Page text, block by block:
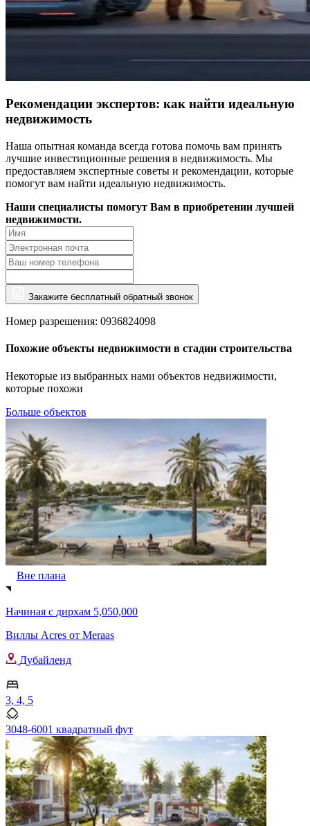
Рекомендации экспертов: как найти идеальную
недвижимость
Наша опытная команда всегда готова помочь вам принять
лучшие инвестиционные решения в недвижимость. Мы
предоставляем экспертные советы и рекомендации, которые
помогут вам найти идеальную недвижимость.
Наши специалисты помогут Вам в приобретении лучшей
недвижимости.
Закажите бесплатный обратный звонок
Номер разрешения: 0936824098
Похожие объекты недвижимости в стадии строительства
Некоторые из выбранных нами объектов недвижимости,
которые похожи
Больше объектов
Вне плана
Начиная с дирхам 5,050,000
Виллы Acres от Meraas
Дубайленд
3, 4, 5
3048-6001 квадратный фут